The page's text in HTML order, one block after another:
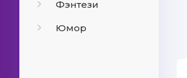
Фэнтези
Юмор